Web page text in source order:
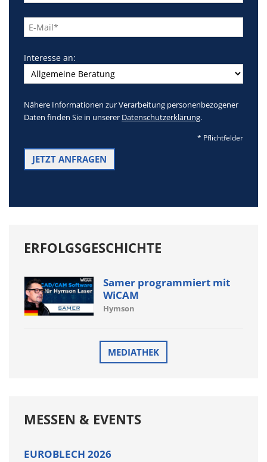
dieses
Feld
leer.
Interesse an:
Nähere Informationen zur Verarbeitung personenbezogener
Daten finden Sie in unserer Datenschutzerklärung.
* Pflichtfelder
ERFOLGSGESCHICHTE
Samer programmiert mit
WiCAM
Hymson
MEDIATHEK
MESSEN & EVENTS
EUROBLECH 2026